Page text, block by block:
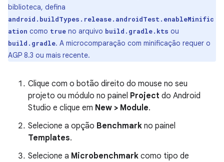
biblioteca, defina
android.buildTypes.release.androidTest.enableMinific
ation como true no arquivo build.gradle.kts ou
build.gradle. A microcomparação com minificação requer o
AGP 8.3 ou mais recente.
Clique com o botão direito do mouse no seu
projeto ou módulo no painel Project do Android
Studio e clique em New > Module.
Selecione a opção Benchmark no painel
Templates.
Selecione a Microbenchmark como tipo de